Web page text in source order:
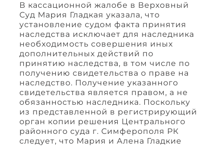
В кассационной жалобе в Верховный
Суд Мария Гладкая указала, что
установление судом факта принятия
наследства исключает для наследника
необходимость совершения иных
дополнительных действий по
принятию наследства, в том числе по
получению свидетельства о праве на
наследство. Получение указанного
свидетельства является правом, а не
обязанностью наследника. Поскольку
из представленной в регистрирующий
орган копии решения Центрального
районного суда г. Симферополя РК
следует, что Мария и Алена Гладкие